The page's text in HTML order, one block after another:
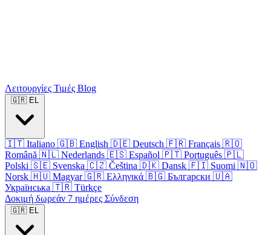
Λειτουργίες Τιμές Blog
🇬🇷 EL
🇮🇹 Italiano 🇬🇧 English 🇩🇪 Deutsch 🇫🇷 Français 🇷🇴
Română 🇳🇱 Nederlands 🇪🇸 Español 🇵🇹 Português 🇵🇱
Polski 🇸🇪 Svenska 🇨🇿 Čeština 🇩🇰 Dansk 🇫🇮 Suomi 🇳🇴
Norsk 🇭🇺 Magyar 🇬🇷 Ελληνικά 🇧🇬 Български 🇺🇦
Українська 🇹🇷 Türkçe
Δοκιμή δωρεάν 7 ημέρες Σύνδεση
🇬🇷 EL